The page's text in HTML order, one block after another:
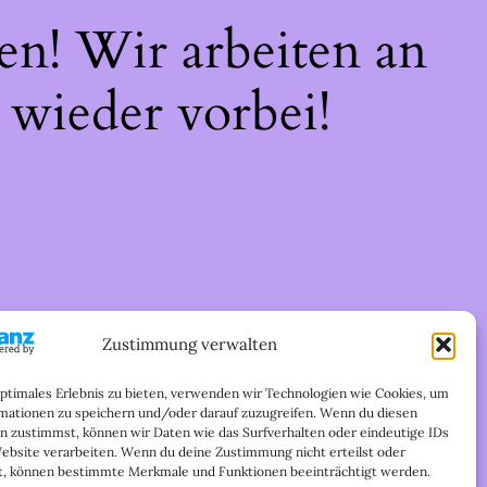
Zustimmung verwalten
Erlebnis zu bieten, verwenden wir Technologien wie Cookies, um
zu speichern und/oder darauf zuzugreifen. Wenn du diesen
zustimmst, können wir Daten wie das Surfverhalten oder eindeutige IDs
verarbeiten. Wenn du deine Zustimmung nicht erteilst oder
können bestimmte Merkmale und Funktionen beeinträchtigt werden.
Wir arbeiten an
vorbei!